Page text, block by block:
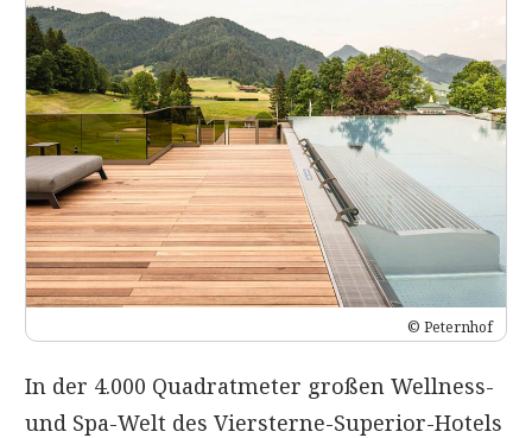
© Peternhof
In der 4.000 Quadratmeter großen Wellness-
und Spa-Welt des Viersterne-Superior-Hotels